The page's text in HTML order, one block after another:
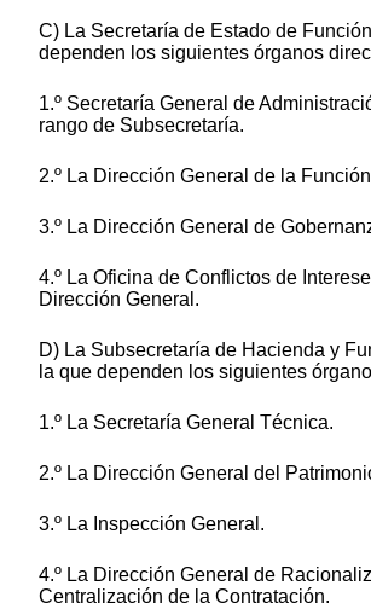
C) La Secretaría de Estado de
dependen los siguientes órganos
1.º Secretaría General de
rango de Subsecretaría.
2.º La Dirección General de la
3.º La Dirección General de
4.º La Oficina de Conflictos de
Dirección General.
D) La Subsecretaría de Hacienda y
la que dependen los siguientes
1.º La Secretaría General Técnica.
2.º La Dirección General del
3.º La Inspección General.
4.º La Dirección General de
Centralización de la Contratación.